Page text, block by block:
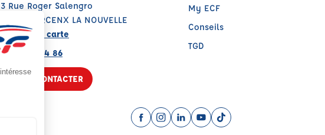
3 Rue Roger Salengro
40110 MORCENX LA NOUVELLE
Voir sur la carte
05 58 78 34 86
NOUS CONTACTER
My ECF
Conseils
TGD
Facebook (nouvelle fenêtre)
Instagram (nouvelle fenêtre)
LinkedIn (nouvelle fenêtre)
YouTube (nouvelle fenêtre)
TikTok (nouvelle fenêtre)